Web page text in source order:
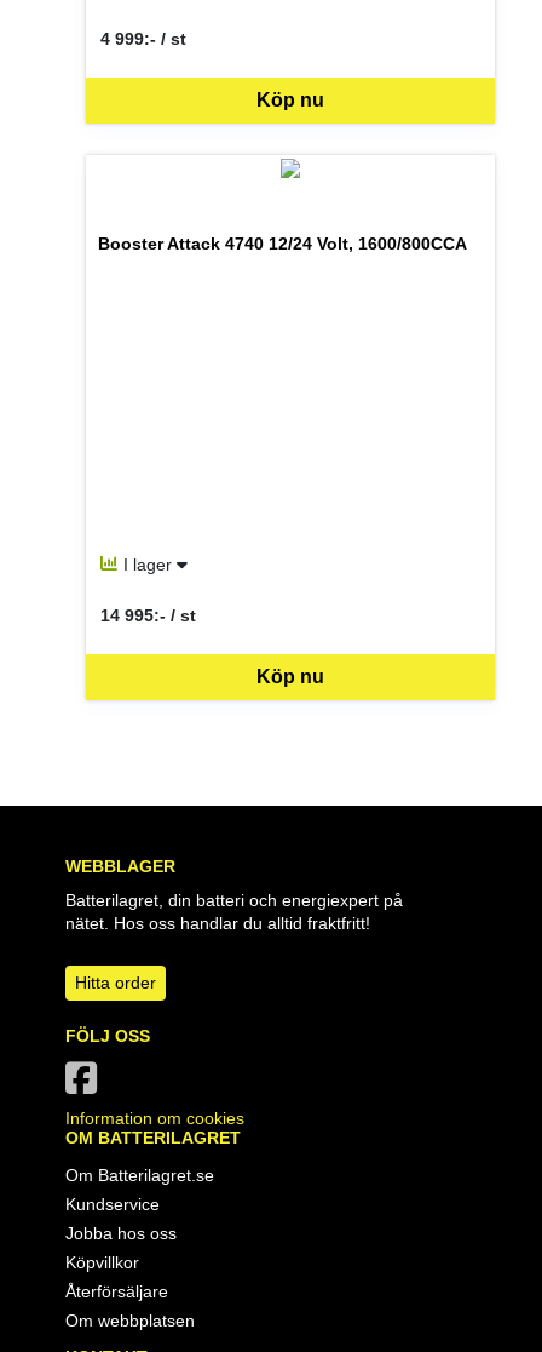
Köp nu
4 999:- / st
SEK per ST
Booster Attack 4740 12/24 Volt, 1600/800CCA
I lager
Köp nu
14 995:- / st
SEK per ST
WEBBLAGER
Batterilagret, din batteri och energiexpert på
nätet. Hos oss handlar du alltid fraktfritt!
Hitta order
FÖLJ OSS
Information om cookies
OM BATTERILAGRET
Om Batterilagret.se
Kundservice
Jobba hos oss
Köpvillkor
Återförsäljare
Om webbplatsen